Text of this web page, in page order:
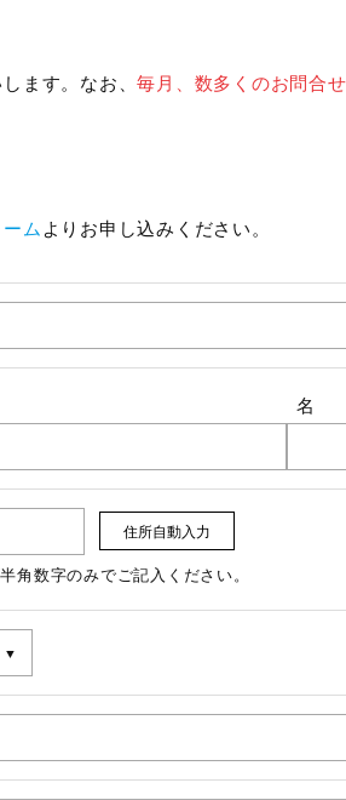
ます。なお、毎月、数多くのお問合
ム よりお申し込みください。
名
角数字のみでご記入ください。